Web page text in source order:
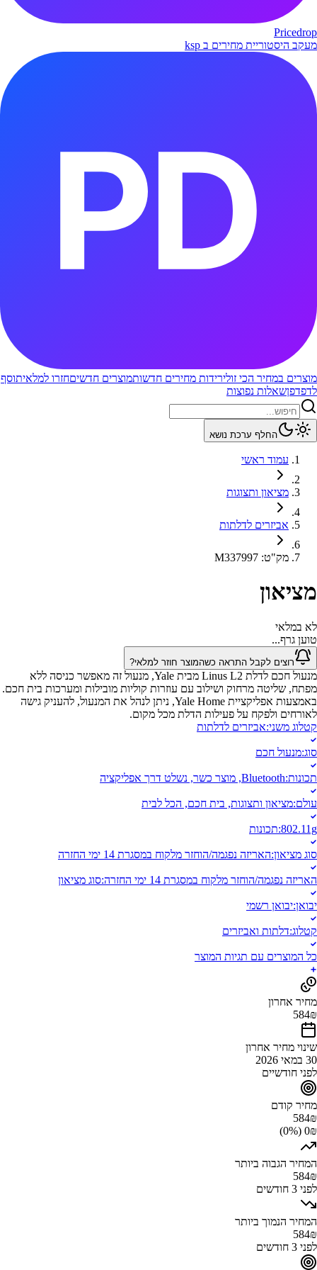
Pricedrop
מעקב היסטוריית מחירים ב ksp
מוצרים במחיר הכי זולירידות מחירים חדשותמוצרים חדשיםחזרו למלאיתוסף
לדפדפןשאלות נפוצות
החלף ערכת נושא
עמוד ראשי
מציאון ותצוגות
אביזרים לדלתות
מק"ט:
M337997
מציאון
לא במלאי
טוען גרף...
רוצים לקבל התראה כשהמוצר חוזר למלאי?
מנעול חכם לדלת Linus L2 מבית Yale, מנעול זה מאפשר כניסה ללא
מפתח, שליטה מרחוק ושילוב עם עוזרות קוליות מובילות ומערכות בית חכם.
באמצעות אפליקציית Yale Home, ניתן לנהל את המנעול, להעניק גישה
לאורחים ולפקח על פעילות הדלת מכל מקום.
קטלוג משני:אביזרים לדלתות
סוג:מנעול חכם
תכונות:Bluetooth, מוצר כשר, נשלט דרך אפליקציה
עולם:מציאון ותצוגות, בית חכם, הכל לבית
802.11g
:תכונות
סוג מציאון:האריזה נפגמה/הוחזר מלקוח במסגרת 14 ימי החזרה
האריזה נפגמה/הוחזר מלקוח במסגרת 14 ימי החזרה :סוג מציאון
יבואן:יבואן רשמי
קטלוג:דלתות ואביזרים
כל המוצרים עם תגיות המוצר
מחיר אחרון
584₪
שינוי מחיר אחרון
30 במאי 2026
לפני חודשיים
מחיר קודם
584₪
0₪ (0%)
המחיר הגבוה ביותר
584₪
לפני 3 חודשים
המחיר הנמוך ביותר
584₪
לפני 3 חודשים